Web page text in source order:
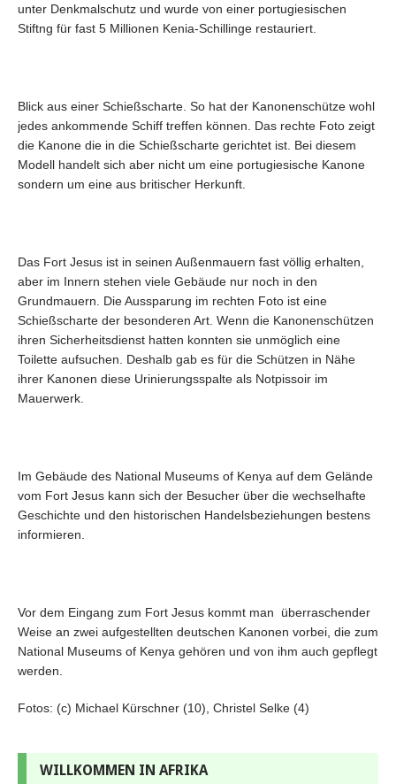
unter Denkmalschutz und wurde von einer portugiesischen
Stiftng für fast 5 Millionen Kenia-Schillinge restauriert.
Blick aus einer Schießscharte. So hat der Kanonenschütze wohl
jedes ankommende Schiff treffen können. Das rechte Foto zeigt
die Kanone die in die Schießscharte gerichtet ist. Bei diesem
Modell handelt sich aber nicht um eine portugiesische Kanone
sondern um eine aus britischer Herkunft.
Das Fort Jesus ist in seinen Außenmauern fast völlig erhalten,
aber im Innern stehen viele Gebäude nur noch in den
Grundmauern. Die Aussparung im rechten Foto ist eine
Schießscharte der besonderen Art. Wenn die Kanonenschützen
ihren Sicherheitsdienst hatten konnten sie unmöglich eine
Toilette aufsuchen. Deshalb gab es für die Schützen in Nähe
ihrer Kanonen diese Urinierungsspalte als Notpissoir im
Mauerwerk.
Im Gebäude des National Museums of Kenya auf dem Gelände
vom Fort Jesus kann sich der Besucher über die wechselhafte
Geschichte und den historischen Handelsbeziehungen bestens
informieren.
Vor dem Eingang zum Fort Jesus kommt man überraschender
Weise an zwei aufgestellten deutschen Kanonen vorbei, die zum
National Museums of Kenya gehören und von ihm auch gepflegt
werden.
Fotos: (c) Michael Kürschner (10), Christel Selke (4)
WILLKOMMEN IN AFRIKA